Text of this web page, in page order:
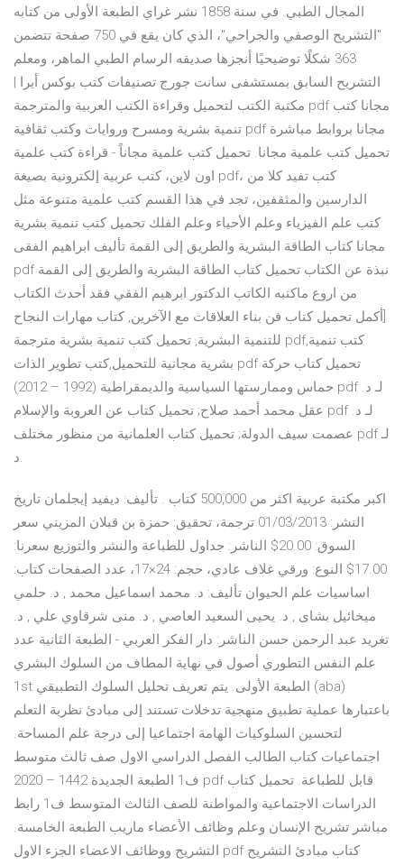
المجال الطبي. في سنة 1858 نشر غراي الطبعة الأولى من كتابه
"التشريح الوصفي والجراحي"، الذي كان يقع في 750 صفحة تتضمن
363 شكلًا توضيحيًا أنجزها صديقه الرسام الطبي الماهر، ومعلم
التشريح السابق بمستشفى سانت جورج تصنيفات كتب بوكس أيرا |
مكتبة الكتب لتحميل وقراءة الكتب العربية والمترجمة pdf مجانا كتب
تنمية بشرية ومسرح وروايات وكتب ثقافية pdf مجانا بروابط مباشرة
تحميل كتب علمية مجانا. تحميل كتب علمية مجاناً - قراءة كتب علمية
اون لاين، كتب عربية إلكترونية بصيغة pdf، كتب تفيد كلا من
الدارسين والمثقفين، تجد في هذا القسم كتب علمية متنوعة مثل
كتب علم الفيزياء وعلم الأحياء وعلم الفلك تحميل كتب تنمية بشرية
مجانا كتاب الطاقة البشرية والطريق إلى القمة تأليف ابراهيم الفقى
pdf نبذة عن الكتاب تحميل كتاب الطاقة البشرية والطريق إلى القمة
من اروع ماكتبه الكاتب الدكتور ابرهيم الفقي فقد أحدث الكتاب
[أكمل تحميل كتاب فن بناء العلاقات مع الآخرين, كتاب مهارات النجاح
للتنمية البشرية, تحميل كتب تنمية بشرية مترجمة pdf,كتب تنمية
بشرية مجانية للتحميل,كتب تطوير الذات pdf تحميل كتاب حركة
حماس وممارستها السياسية والديمقراطية (1992 – 2012) pdf لـ د.
عقل محمد أحمد صلاح; تحميل كتاب عن العروبة والإسلام pdf لـ د.
عصمت سيف الدولة; تحميل كتاب العلمانية من منظور مختلف pdf لـ
د.
اكبر مكتبة عربية اكثر من 500,000 كتاب . تأليف: ديفيد إيجلمان تاريخ
النشر: 01/03/2013 ترجمة، تحقيق: حمزة بن قبلان المزيني سعر
السوق: 20.00$ الناشر: جداول للطباعة والنشر والتوزيع سعرنا:
17.00$ النوع: ورقي غلاف عادي، حجم: 24×17، عدد الصفحات كتاب:
اساسيات علم الحيوان تأليف: د. محمد اسماعيل محمد , د. حلمي
ميخائيل بشاى , د. يحيى السعيد العاصي , د. منى شرقاوي علي , د.
تغريد عبد الرحمن حسن الناشر: دار الفكر العربي - الطبعة الثانية عدد
علم النفس التطوري أصول في نهاية المطاف من السلوك البشري
1st الطبعة الأولى. يتم تعريف تحليل السلوك التطبيقي (aba)
باعتبارها عملية تطبيق منهجية تدخلات تستند إلى مبادئ نظرية التعلم
لتحسين السلوكيات الهامة اجتماعيا إلى درجة علم المساحة.
اجتماعيات كتاب الطالب الفصل الدراسي الاول صف ثالث متوسط
ف1 الطبعة الجديدة 1442 – 2020 pdf قابل للطباعة. تحميل كتاب
الدراسات الاجتماعية والمواطنة للصف الثالث المتوسط ف1 رابط
مباشر تشريح الإنسان وعلم وظائف الأعضاء ماريب الطبعة الخامسة.
التشريح ووظائف الاعضاء الجزء الاول pdf كتاب مبادئ التشريح